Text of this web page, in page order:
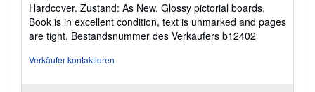
von
5
Sternen
Hardcover. Zustand: As New. Glossy pictorial boards,
Book is in excellent condition, text is unmarked and pages
are tight. Bestandsnummer des Verkäufers b12402
Verkäufer kontaktieren